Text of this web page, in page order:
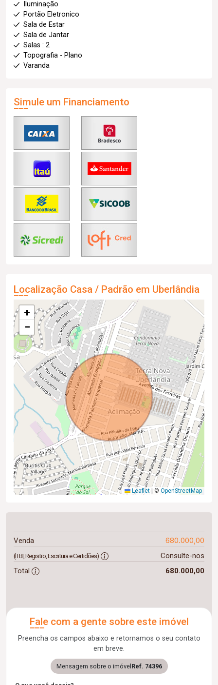
Iluminação
Portão Eletronico
Sala de Estar
Sala de Jantar
Salas : 2
Topografia - Plano
Varanda
Simule um Financiamento
Localização Casa / Padrão em Uberlândia
+
−
Leaflet © OpenStreetMap
Venda 680.000,00
(ITBI, Registro, Escritura e Certidões)
Consulte-nos
Total
680.000,00
Fale com a gente sobre este imóvel
Preencha os campos abaixo e retornamos o seu contato
em breve.
Mensagem sobre o imóvel Ref. 74396